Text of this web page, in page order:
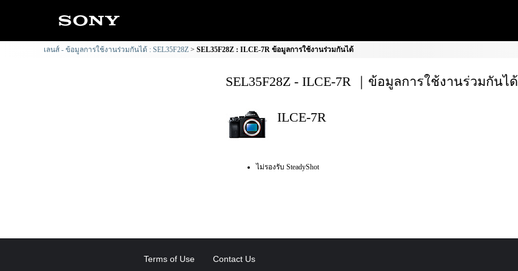
เลนส์ - ข้อมูลการใช้งานร่วมกันได้ : SEL35F28Z SEL35F28Z : ILCE-7R ข้อมูลการใช้งานร่วมกันได้
SEL35F28Z - ILCE-7R ｜ข้อมูลการใช้งานร่วมกันได้
ILCE-7R
ไม่รองรับ SteadyShot
Terms of Use Contact Us